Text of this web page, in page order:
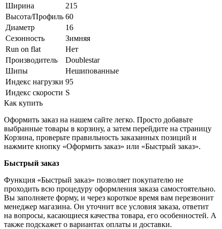
Ширина
215
Высота/Профиль 60
Диаметр
16
Сезонность
Зимняя
Run on flat
Нет
Производитель
Doublestar
Шипы
Нешипованные
Индекс нагрузки 95
Индекс скорости S
Как купить
Оформить заказ на нашем сайте легко. Просто добавьте
выбранные товары в корзину, а затем перейдите на страницу
Корзина, проверьте правильность заказанных позиций и
нажмите кнопку «Оформить заказ» или «Быстрый заказ».
Быстрый заказ
Функция «Быстрый заказ» позволяет покупателю не
проходить всю процедуру оформления заказа самостоятельно.
Вы заполняете форму, и через короткое время вам перезвонит
менеджер магазина. Он уточнит все условия заказа, ответит
на вопросы, касающиеся качества товара, его особенностей. А
также подскажет о вариантах оплаты и доставки.